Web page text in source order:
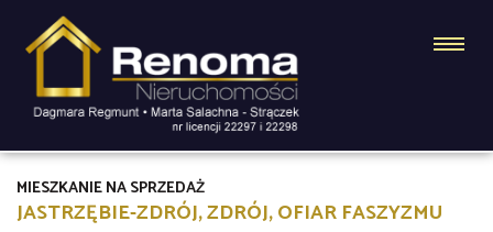
JASTRZĘBIE-ZDRÓJ, ZDRÓJ, OFIAR FASZYZMU
MIESZKANIE NA SPRZEDAŻ